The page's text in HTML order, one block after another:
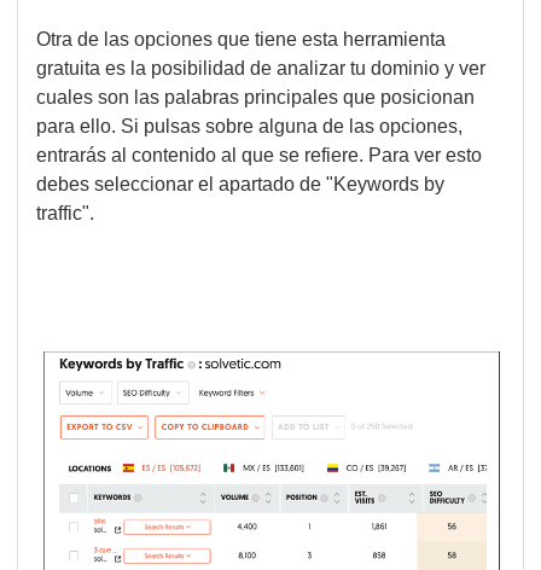
Otra de las opciones que tiene esta herramienta
gratuita es la posibilidad de analizar tu dominio y ver
cuales son las palabras principales que posicionan
para ello. Si pulsas sobre alguna de las opciones,
entrarás al contenido al que se refiere. Para ver esto
debes seleccionar el apartado de "Keywords by
traffic".